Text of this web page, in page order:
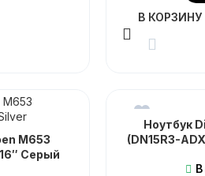
В КОРЗИНУ
M653
Серый
Ноутбук
(DN15R3-